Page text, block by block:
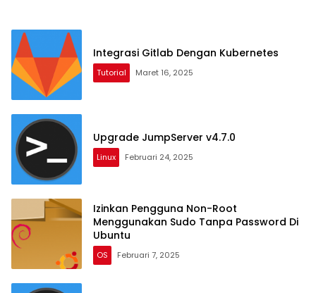
Integrasi Gitlab Dengan Kubernetes
Tutorial Maret 16, 2025
Upgrade JumpServer v4.7.0
Linux Februari 24, 2025
Izinkan Pengguna Non-Root
Menggunakan Sudo Tanpa Password Di
Ubuntu
OS Februari 7, 2025